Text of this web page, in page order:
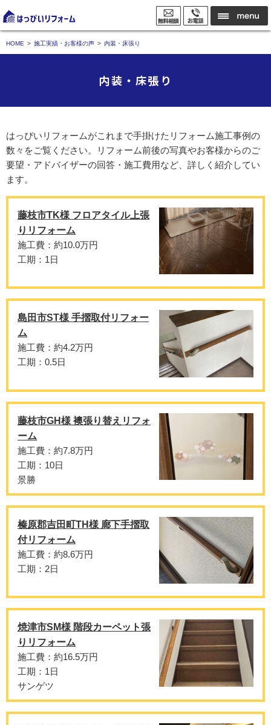
HOME 施工実績・お客様の声 内装・床張り
内装・床張り
はっぴいリフォームがこれまで手掛けたリフォーム施工事例の
数々をご覧ください。リフォーム前後の写真やお客様からのご
要望・アドバイザーの回答・施工費用など、詳しく紹介してい
ます。
藤枝市TK様 フロアタイル上張
りリフォーム
施工費：約10.0万円
工期：1日
島田市ST様 手摺取付リフォー
ム
施工費：約4.2万円
工期：0.5日
藤枝市GH様 襖張り替えリフォ
ーム
施工費：約7.8万円
工期：10日
景勝
榛原郡吉田町TH様 廊下手摺取
付リフォーム
施工費：約8.6万円
工期：2日
焼津市SM様 階段カーペット張
りリフォーム
施工費：約16.5万円
工期：1日
サンゲツ